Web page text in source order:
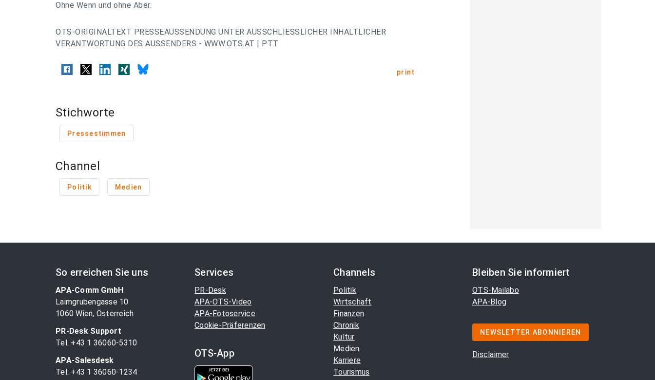
Ohne Wenn und ohne Aber.
OTS-ORIGINALTEXT PRESSEAUSSENDUNG UNTER AUSSCHLIESSLICHER INHALTLICHER
VERANTWORTUNG DES AUSSENDERS - WWW.OTS.AT | PTT
print
Stichworte
Pressestimmen
Channel
Politik Medien
So erreichen Sie uns
APA-Comm GmbH
Laimgrubengasse 10
1060 Wien, Österreich
PR-Desk Support
Tel. +43 1 36060-5310
APA-Salesdesk
Tel. +43 1 36060-1234
Services
PR-Desk
APA-OTS-Video
APA-Fotoservice
Cookie-Präferenzen
OTS-App
Channels
Politik
Wirtschaft
Finanzen
Chronik
Kultur
Medien
Karriere
Tourismus
Bleiben Sie informiert
OTS-Mailabo
APA-Blog
NEWSLETTER ABONNIEREN
Disclaimer